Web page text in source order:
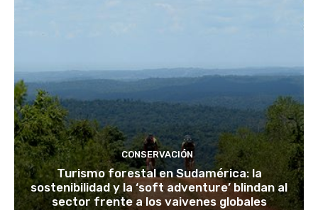
CONSERVACIÓN
Turismo forestal en Sudamérica: la
sostenibilidad y la ‘soft adventure’ blindan al
sector frente a los vaivenes globales